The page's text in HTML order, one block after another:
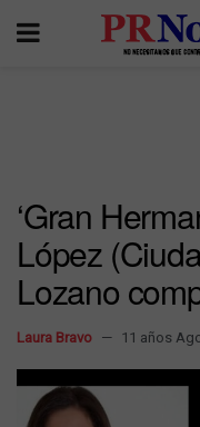
‘Gran
López
Lozano
Laura Bravo 11 años